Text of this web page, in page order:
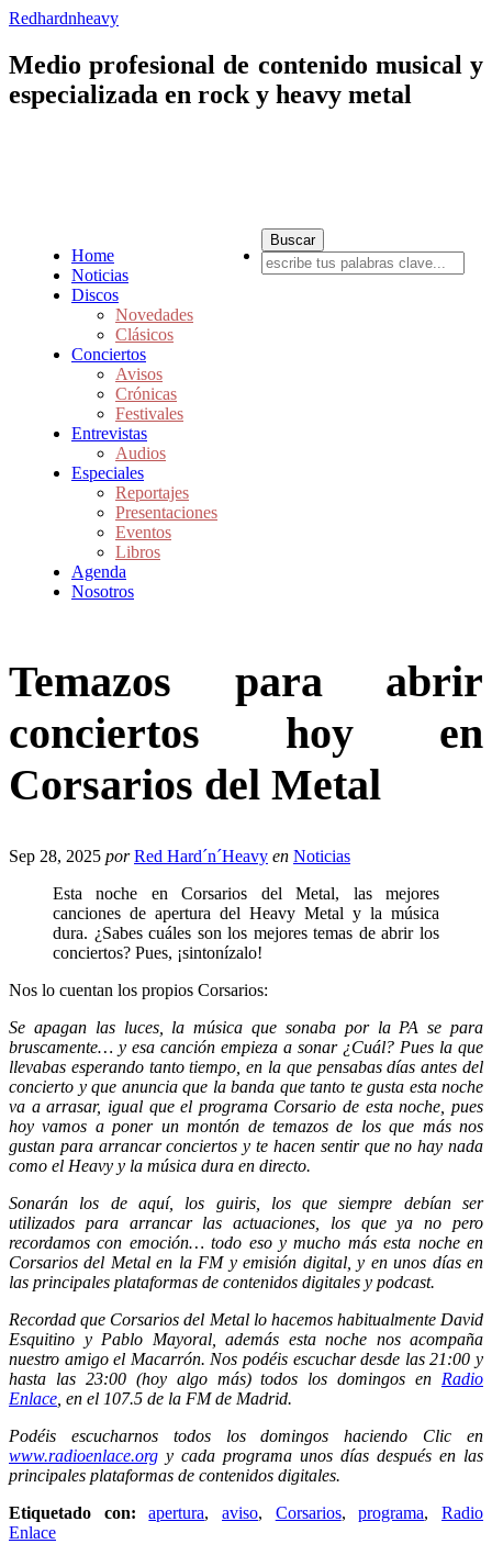
Redhardnheavy
Medio profesional de contenido musical y
especializada en rock y heavy metal
Home
Noticias
Discos
Novedades
Clásicos
Conciertos
Avisos
Crónicas
Festivales
Entrevistas
Audios
Especiales
Reportajes
Presentaciones
Eventos
Libros
Agenda
Nosotros
Temazos para abrir
conciertos hoy en
Corsarios del Metal
Sep 28, 2025 por Red Hard´n´Heavy en Noticias
Esta noche en Corsarios del Metal, las mejores
canciones de apertura del Heavy Metal y la música
dura. ¿Sabes cuáles son los mejores temas de abrir los
conciertos? Pues, ¡sintonízalo!
Nos lo cuentan los propios Corsarios:
Se apagan las luces, la música que sonaba por la PA se para
bruscamente… y esa canción empieza a sonar ¿Cuál? Pues la que
llevabas esperando tanto tiempo, en la que pensabas días antes del
concierto y que anuncia que la banda que tanto te gusta esta noche
va a arrasar, igual que el programa Corsario de esta noche, pues
hoy vamos a poner un montón de temazos de los que más nos
gustan para arrancar conciertos y te hacen sentir que no hay nada
como el Heavy y la música dura en directo.
Sonarán los de aquí, los guiris, los que siempre debían ser
utilizados para arrancar las actuaciones, los que ya no pero
recordamos con emoción… todo eso y mucho más esta noche en
Corsarios del Metal en la FM y emisión digital, y en unos días en
las principales plataformas de contenidos digitales y podcast.
Recordad que Corsarios del Metal lo hacemos habitualmente David
Esquitino y Pablo Mayoral, además esta noche nos acompaña
nuestro amigo el Macarrón. Nos podéis escuchar desde las 21:00 y
hasta las 23:00 (hoy algo más) todos los domingos en Radio
Enlace , en el 107.5 de la FM de Madrid.
Podéis escucharnos todos los domingos haciendo Clic en
www.radioenlace.org y cada programa unos días después en las
principales plataformas de contenidos digitales.
Etiquetado con:
apertura,aviso, Corsarios,programa,Radio
Enlace